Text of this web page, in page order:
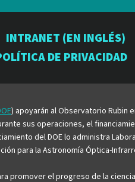
el
Rubin
el
Rubin
el
Rubin
el
INTRANET (EN INGLÉS)
DE PRIVACIDAD
) apoyarán al Observatorio Rubin
sus operaciones, el
del DOE lo administra
para la Astronomía Óptica-
promover el progreso de la